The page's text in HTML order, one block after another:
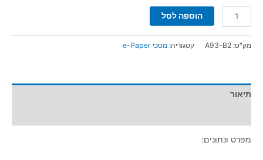
הוספה לסל
מק"ט: A93-B2 קטגוריה: מסכי e-Paper
תיאור
מפרט ונתונים: